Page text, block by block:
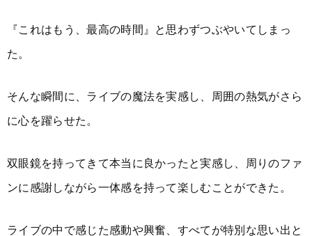
『これはもう、最高の時間』と思わずつぶやいてしまっ
た。
そんな瞬間に、ライブの魔法を実感し、周囲の熱気がさら
に心を躍らせた。
双眼鏡を持ってきて本当に良かったと実感し、周りのファ
ンに感謝しながら一体感を持って楽しむことができた。
ライブの中で感じた感動や興奮、すべてが特別な思い出と